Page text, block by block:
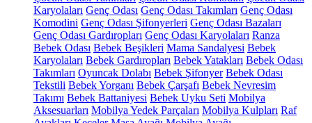
Karyolaları Genç Odası Genç Odası Takımları Genç Odası
Komodini Genç Odası Şifonyerleri Genç Odası Bazaları
Genç Odası Gardıropları Genç Odası Karyolaları Ranza
Bebek Odası Bebek Beşikleri Mama Sandalyesi Bebek
Karyolaları Bebek Gardıropları Bebek Yatakları Bebek Odası
Takımları Oyuncak Dolabı Bebek Şifonyer Bebek Odası
Tekstili Bebek Yorganı Bebek Çarşafı Bebek Nevresim
Takımı Bebek Battaniyesi Bebek Uyku Seti Mobilya
Aksesuarları Mobilya Yedek Parçaları Mobilya Kulpları Raf